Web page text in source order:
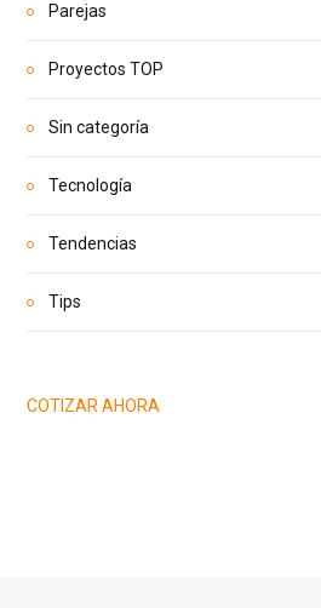
Parejas
Proyectos TOP
Sin categoría
Tecnología
Tendencias
Tips
COTIZAR AHORA